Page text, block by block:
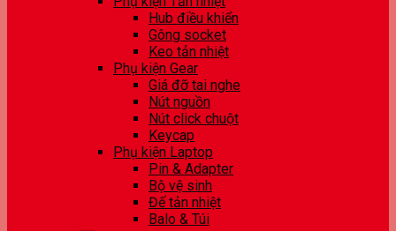
Hub điều khiển
Gông socket
Keo tản nhiệt
Phụ kiện Gear
Giá đỡ tai nghe
Nút nguồn
Nút click chuột
Keycap
Phụ kiện Laptop
Pin & Adapter
Bộ vệ sinh
Đế tản nhiệt
Balo & Túi